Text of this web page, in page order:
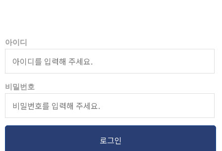
아이디
비밀번호